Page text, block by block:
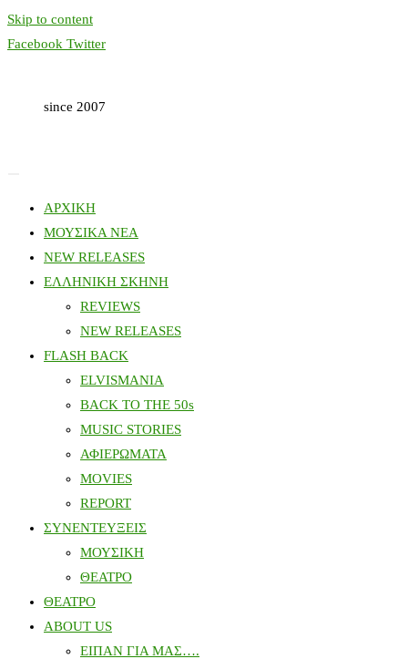
Skip to content
Facebook Twitter
since 2007
ΑΡΧΙΚΗ
ΜΟΥΣΙΚΑ ΝΕΑ
NEW RELEASES
ΕΛΛΗΝΙΚΗ ΣΚΗΝΗ
REVIEWS
NEW RELEASES
FLASH BACK
ELVISMANIA
BACK TO THE 50s
MUSIC STORIES
ΑΦΙΕΡΩΜΑΤΑ
MOVIES
REPORT
ΣΥΝΕΝΤΕΥΞΕΙΣ
ΜΟΥΣΙΚΗ
ΘΕΑΤΡΟ
ΘΕΑΤΡΟ
ABOUT US
ΕΙΠΑΝ ΓΙΑ ΜΑΣ….